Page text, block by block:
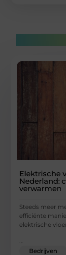
Elektrische
Nederland:
verwarmen
Steeds meer
efficiënte
elektrische
Bedrijven